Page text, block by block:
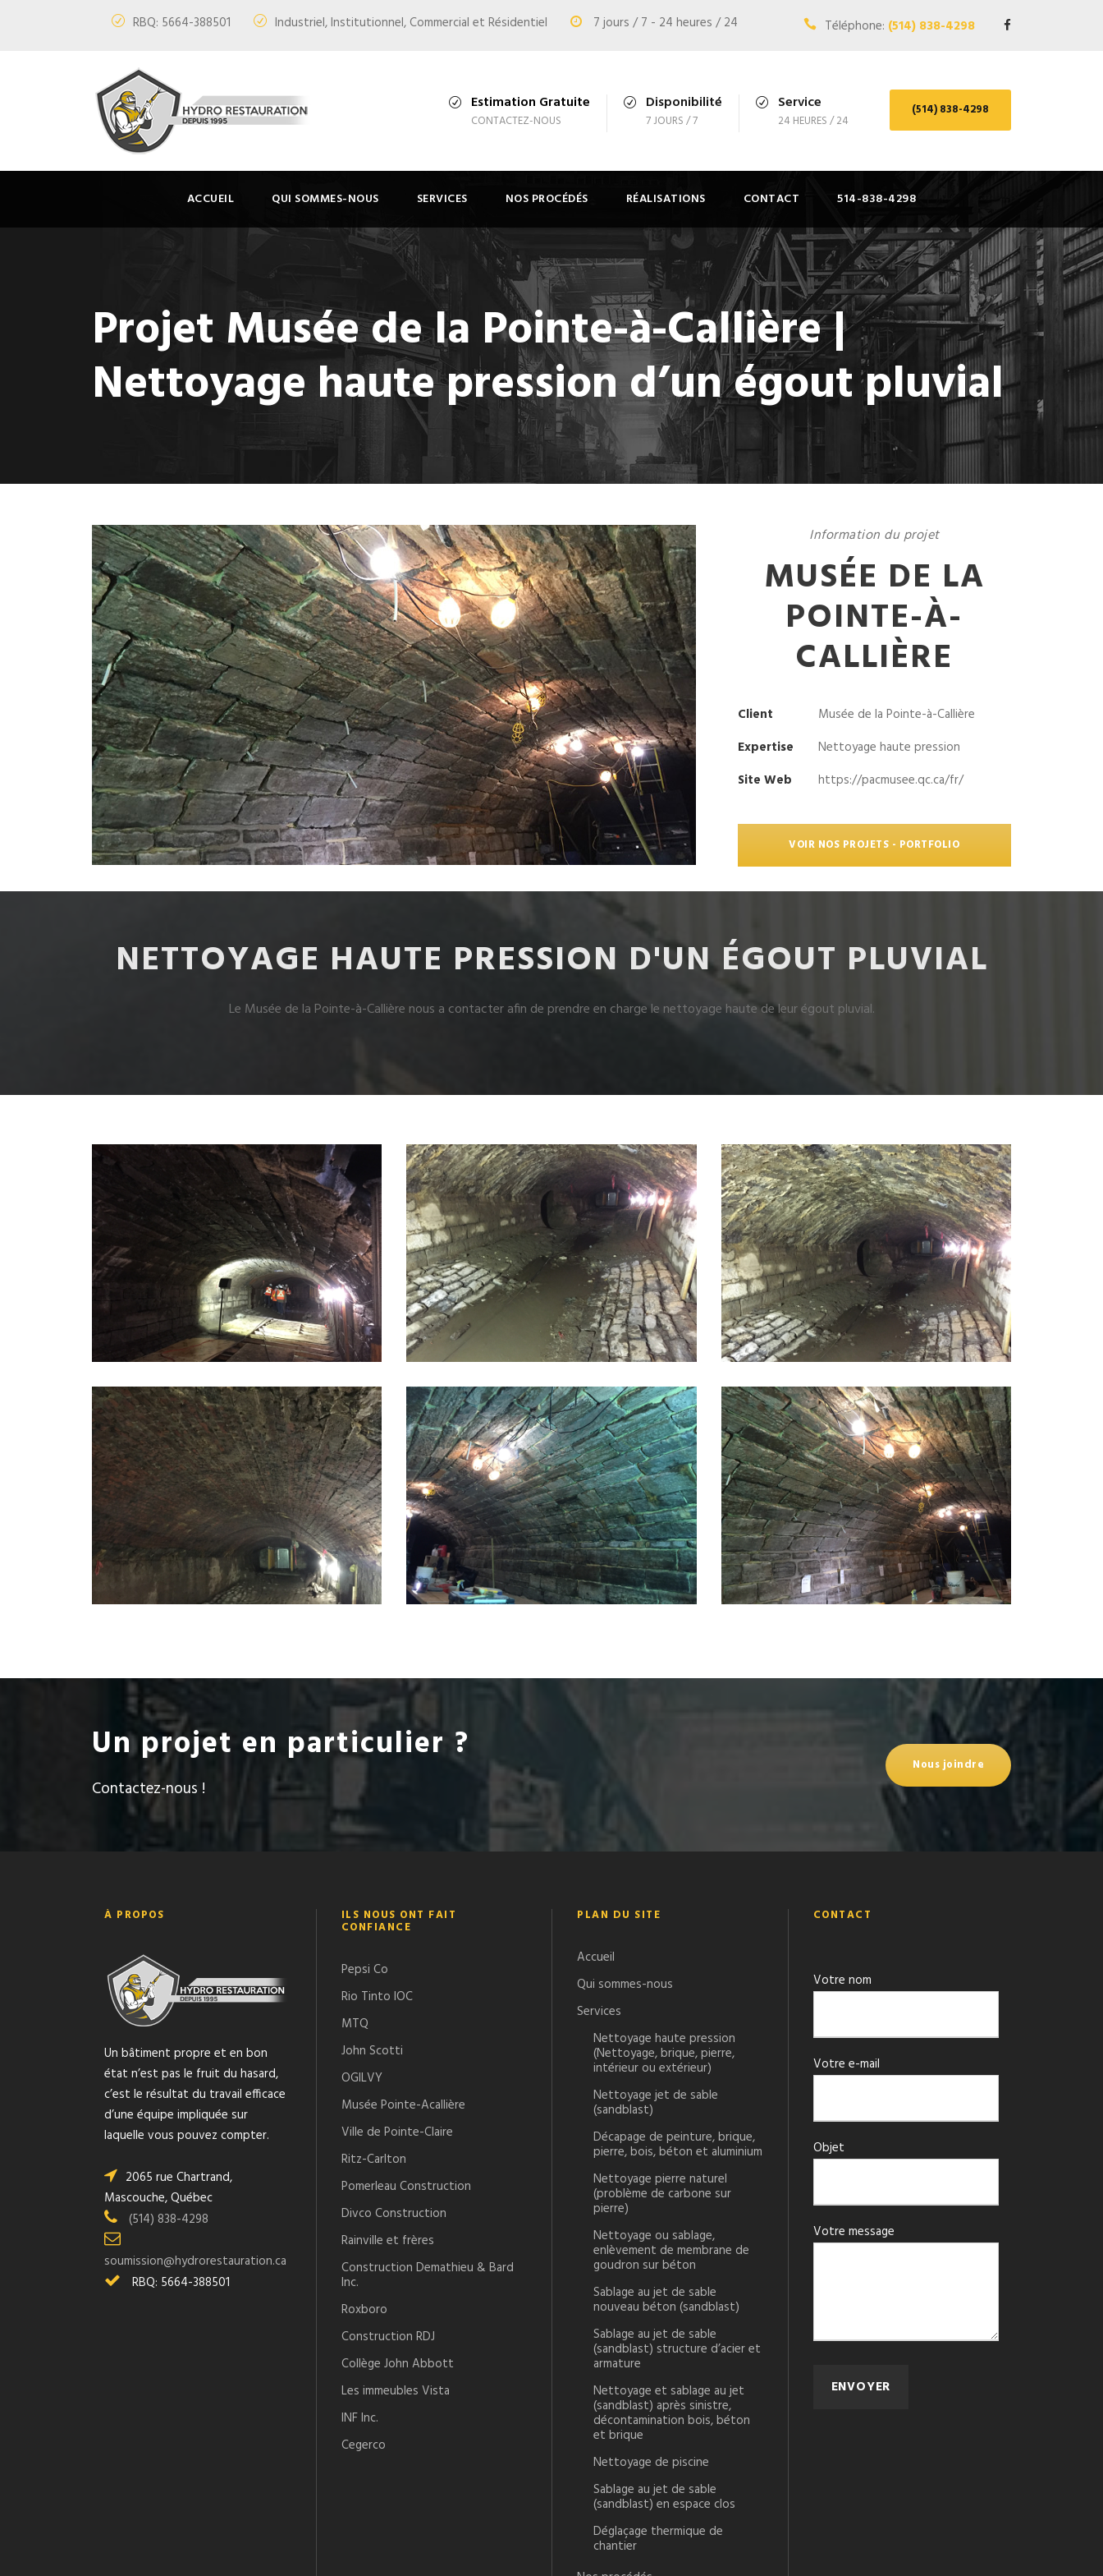
RBQ: 5664-388501 Industriel, Institutionnel, Commercial et Résidentiel 7 jours / 7 - 24 heures / 24 Téléphone: (514) 838-4298
Estimation Gratuite
CONTACTEZ-NOUS
Disponibilité
7 JOURS / 7
Service
24 HEURES / 24
(514) 838-4298
ACCUEIL QUI SOMMES-NOUS SERVICES NOS PROCÉDÉS RÉALISATIONS CONTACT 514-838-4298
Projet Musée de la Pointe-à-Callière |
Nettoyage haute pression d’un égout pluvial
Information du projet
MUSÉE DE LA
POINTE-À-
CALLIÈRE
Client
Musée de la Pointe-à-Callière
Expertise
Nettoyage haute pression
Site Web
https://pacmusee.qc.ca/fr/
VOIR NOS PROJETS - PORTFOLIO
NETTOYAGE HAUTE PRESSION D'UN ÉGOUT PLUVIAL
Le Musée de la Pointe-à-Callière nous a contacter afin de prendre en charge le nettoyage haute de leur égout pluvial.
Un projet en particulier ?
Contactez-nous !
Nous joindre
À PROPOS
Un bâtiment propre et en bon
état n’est pas le fruit du hasard,
c’est le résultat du travail efficace
d’une équipe impliquée sur
laquelle vous pouvez compter.
2065 rue Chartrand,
Mascouche,Québec
(514) 838-4298
soumission@hydrorestauration.ca
RBQ: 5664-388501
ILS NOUS ONT FAIT
CONFIANCE
Pepsi Co
Rio Tinto IOC
MTQ
John Scotti
OGILVY
Musée Pointe-Acallière
Ville de Pointe-Claire
Ritz-Carlton
Pomerleau Construction
Divco Construction
Rainville et frères
Construction Demathieu & Bard
Inc.
Roxboro
Construction RDJ
Collège John Abbott
Les immeubles Vista
INF Inc.
Cegerco
PLAN DU SITE
Accueil
Qui sommes-nous
Services
Nettoyage haute pression
(Nettoyage, brique, pierre,
intérieur ou extérieur)
Nettoyage jet de sable
(sandblast)
Décapage de peinture, brique,
pierre, bois, béton et aluminium
Nettoyage pierre naturel
(problème de carbone sur
pierre)
Nettoyage ou sablage,
enlèvement de membrane de
goudron sur béton
Sablage au jet de sable
nouveau béton (sandblast)
Sablage au jet de sable
(sandblast) structure d’acier et
armature
Nettoyage et sablage au jet
(sandblast) après sinistre,
décontamination bois, béton
et brique
Nettoyage de piscine
Sablage au jet de sable
(sandblast) en espace clos
Déglaçage thermique de
chantier
CONTACT
Votre nom
Votre e-mail
Objet
Votre message